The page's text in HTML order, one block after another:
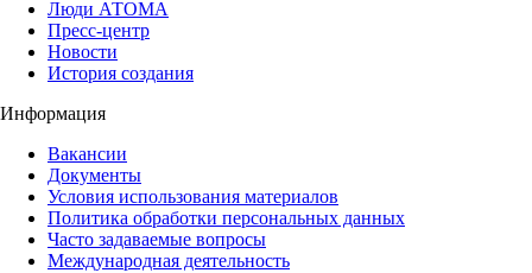
Люди АТОМА
Пресс-центр
Новости
История создания
Информация
Вакансии
Документы
Условия использования материалов
Политика обработки персональных данных
Часто задаваемые вопросы
Международная деятельность